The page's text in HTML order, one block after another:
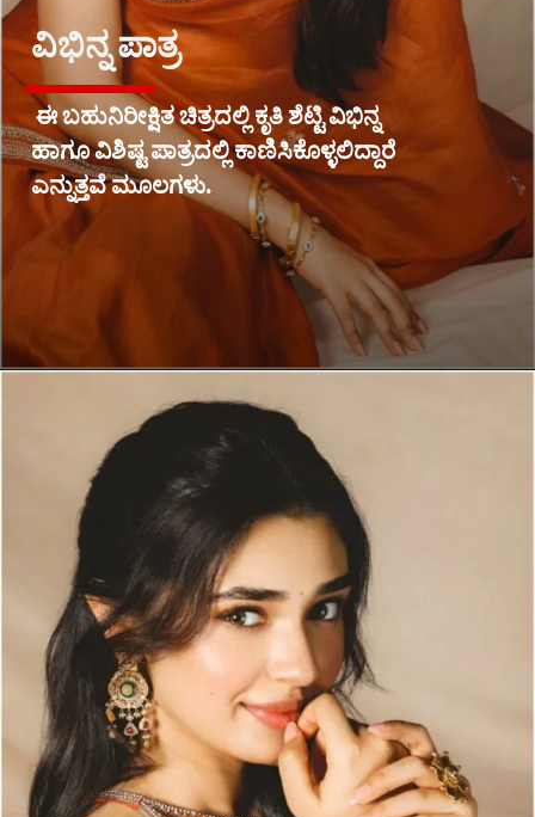
ವಿಭಿನ್ನ ಪಾತ್ರ
ಈ ಬಹುನಿರೀಕ್ಷಿತ ಚಿತ್ರದಲ್ಲಿ ಕೃತಿ ಶೆಟ್ಟಿ ವಿಭಿನ್ನ
ಹಾಗೂ ವಿಶಿಷ್ಟ ಪಾತ್ರದಲ್ಲಿ ಕಾಣಿಸಿಕೊಳ್ಳಲಿದ್ದಾರೆ
ಎನ್ನುತ್ತವೆ ಮೂಲಗಳು.